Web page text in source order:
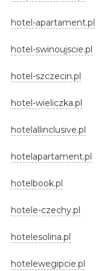
hotel-apartament.pl
hotel-swinoujscie.pl
hotel-szczecin.pl
hotel-wieliczka.pl
hotelallinclusive.pl
hotelapartament.pl
hotelbook.pl
hotele-czechy.pl
hotelesolina.pl
hotelewegipcie.pl